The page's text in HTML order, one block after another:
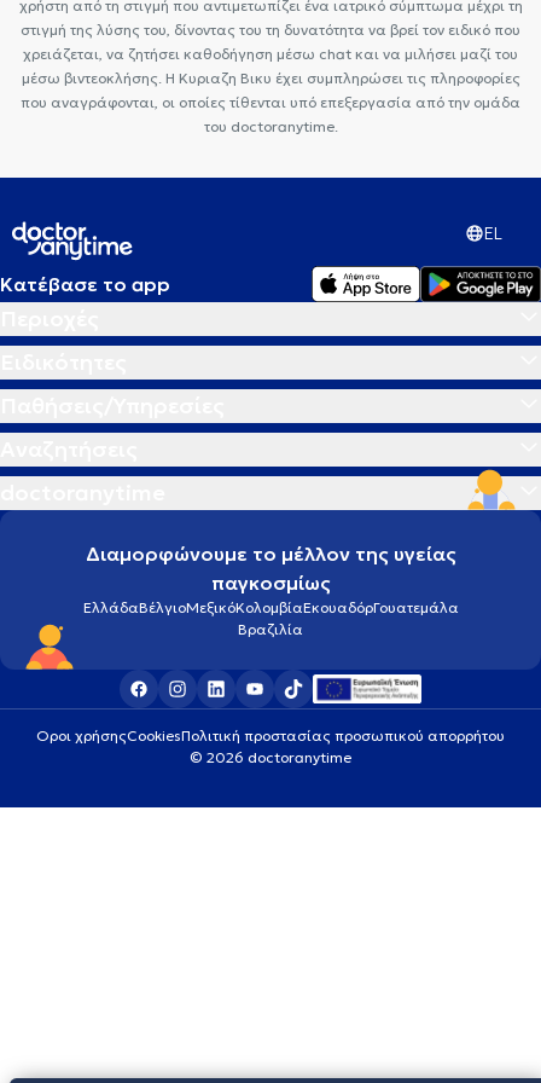
χρήστη από τη στιγμή που αντιμετωπίζει ένα ιατρικό σύμπτωμα μέχρι τη
στιγμή της λύσης του, δίνοντας του τη δυνατότητα να βρεί τον ειδικό που
χρειάζεται, να ζητήσει καθοδήγηση μέσω chat και να μιλήσει μαζί του
μέσω βιντεοκλήσης. Η Κυριαζη Βικυ έχει συμπληρώσει τις πληροφορίες
που αναγράφονται, οι οποίες τίθενται υπό επεξεργασία από την ομάδα
του doctoranytime.
EL
Κατέβασε το app
Διαμορφώνουμε το μέλλον της υγείας
παγκοσμίως
ΕλλάδαΒέλγιοΜεξικόΚολομβίαΕκουαδόρΓουατεμάλα
Βραζιλία
Οροι χρήσηςCookiesΠολιτική προστασίας προσωπικού απορρήτου
© 2026 doctoranytime